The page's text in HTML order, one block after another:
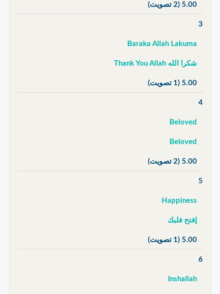
5.00 (2 تصويت)
3
Baraka Allah Lakuma
شكرا الله Thank You Allah
5.00 (1 تصويت)
4
Beloved
Beloved
5.00 (2 تصويت)
5
Happiness
إفتح فلبك
5.00 (1 تصويت)
6
Inshallah